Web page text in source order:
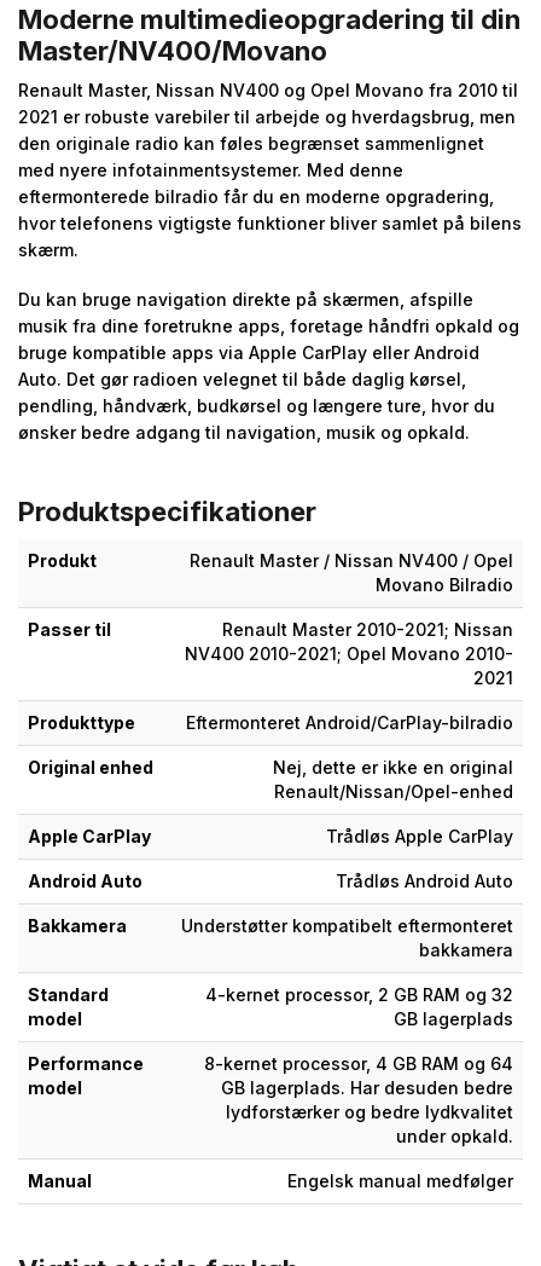
Moderne multimedieopgradering til din
Master/NV400/Movano
Renault Master, Nissan NV400 og Opel Movano fra 2010 til
2021 er robuste varebiler til arbejde og hverdagsbrug, men
den originale radio kan føles begrænset sammenlignet
med nyere infotainmentsystemer. Med denne
eftermonterede bilradio får du en moderne opgradering,
hvor telefonens vigtigste funktioner bliver samlet på bilens
skærm.
Du kan bruge navigation direkte på skærmen, afspille
musik fra dine foretrukne apps, foretage håndfri opkald og
bruge kompatible apps via Apple CarPlay eller Android
Auto. Det gør radioen velegnet til både daglig kørsel,
pendling, håndværk, budkørsel og længere ture, hvor du
ønsker bedre adgang til navigation, musik og opkald.
Produktspecifikationer
Produkt
Renault Master / Nissan NV400 / Opel
Movano Bilradio
Passer til
Renault Master 2010-2021; Nissan
NV400 2010-2021; Opel Movano 2010-
2021
Produkttype Eftermonteret Android/CarPlay-bilradio
Original enhed
Nej, dette er ikke en original
Renault/Nissan/Opel-enhed
Apple CarPlay Trådløs Apple CarPlay
Android Auto Trådløs Android Auto
Bakkamera
Understøtter kompatibelt eftermonteret
bakkamera
Standard
model
4-kernet processor, 2 GB RAM og 32
GB lagerplads
Performance
model
8-kernet processor, 4 GB RAM og 64
GB lagerplads. Har desuden bedre
lydforstærker og bedre lydkvalitet
under opkald.
Manual Engelsk manual medfølger